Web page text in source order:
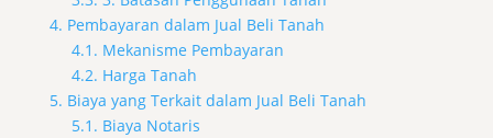
4. Pembayaran dalam Jual Beli Tanah
4.1. Mekanisme Pembayaran
4.2. Harga Tanah
5. Biaya yang Terkait dalam Jual Beli Tanah
5.1. Biaya Notaris